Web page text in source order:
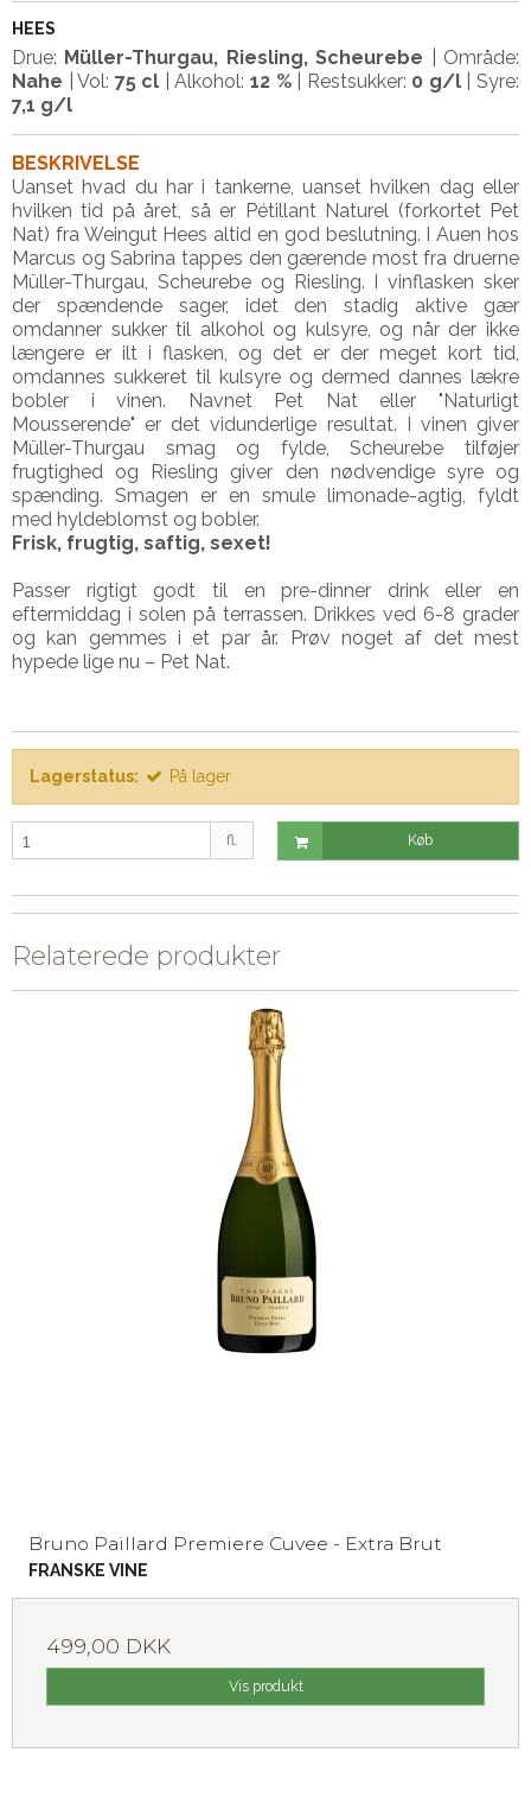
HEES
Drue: Müller-Thurgau, Riesling, Scheurebe | Område:
Nahe |Vol: 75 cl |Alkohol:12 %| Restsukker: 0 g/l| Syre:
7,1 g/l
BESKRIVELSE
Uanset hvad du har i tankerne, uanset hvilken dag eller
hvilken tid på året, så er Pétillant Naturel (forkortet Pet
Nat) fra Weingut Hees altid en god beslutning. I Auen hos
Marcus og Sabrina tappes den gærende most fra druerne
Müller-Thurgau, Scheurebe og Riesling. I vinflasken sker
der spændende sager, idet den stadig aktive gær
omdanner sukker til alkohol og kulsyre, og når der ikke
længere er ilt i flasken, og det er der meget kort tid,
omdannes sukkeret til kulsyre og dermed dannes lækre
bobler i vinen. Navnet Pet Nat eller "Naturligt
Mousserende" er det vidunderlige resultat. I vinen giver
Müller-Thurgau smag og fylde, Scheurebe tilføjer
frugtighed og Riesling giver den nødvendige syre og
spænding. Smagen er en smule limonade-agtig, fyldt
med hyldeblomst og bobler.
Frisk, frugtig, saftig, sexet!
Passer rigtigt godt til en pre-dinner drink eller en
eftermiddag i solen på terrassen. Drikkes ved 6-8 grader
og kan gemmes i et par år. Prøv noget af det mest
hypede lige nu – Pet Nat.
Lagerstatus: På lager
fl. Køb
Relaterede produkter
Bruno Paillard Premiere Cuvee - Extra Brut
FRANSKE VINE
499,00 DKK
Vis produkt